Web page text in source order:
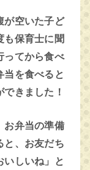
が空いた子ど
も保育士に聞
ってから食べ
当を食べると
きました！
お弁当の準備
と、お友だち
いしいね」と